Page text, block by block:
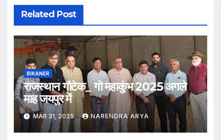
Related Post
BIKANER
राजस्थान गौटेक_ गो महाकुंभ 2025 अगले
माह जयपुर में
MAR 31, 2025 NARENDRA ARYA